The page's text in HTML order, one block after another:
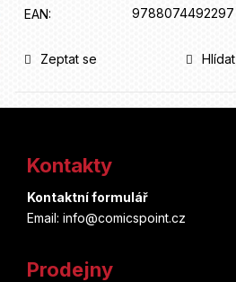
EAN: 9788074492297
Zeptat se Hlídat
Kontakty
Kontaktní formulář
Email: info@comicspoint.cz
Prodejny